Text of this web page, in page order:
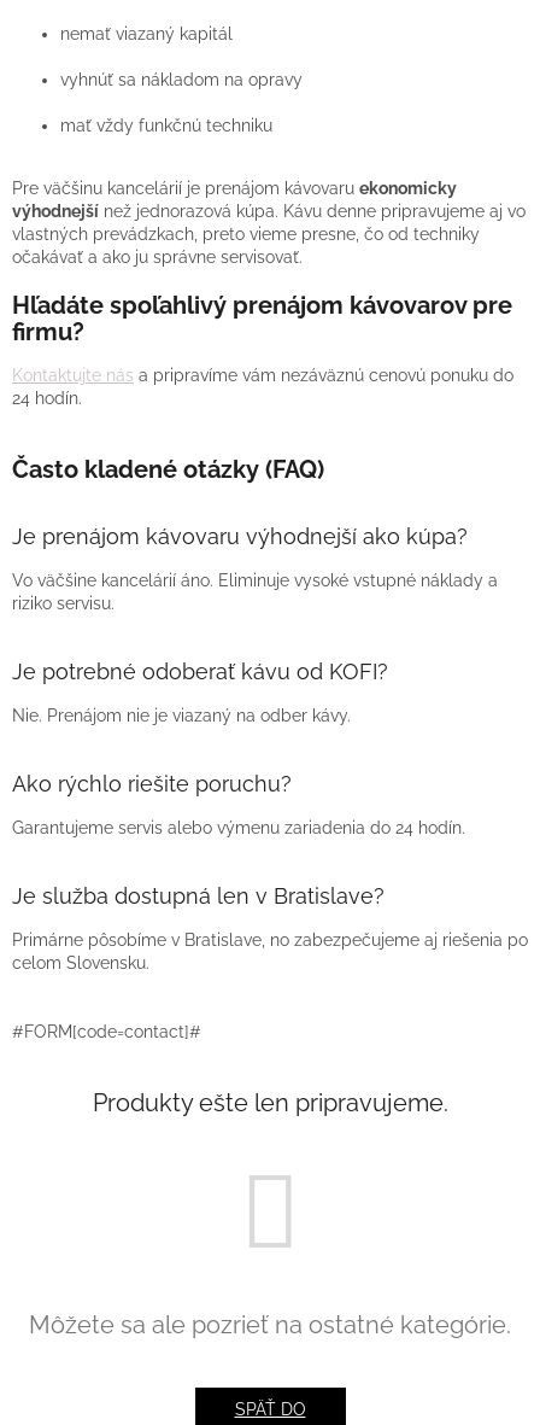
nemať viazaný kapitál
vyhnúť sa nákladom na opravy
mať vždy funkčnú techniku
Pre väčšinu kancelárií je prenájom kávovaru ekonomicky
výhodnejší než jednorazová kúpa. Kávu denne pripravujeme aj vo
vlastných prevádzkach, preto vieme presne, čo od techniky
očakávať a ako ju správne servisovať.
Hľadáte spoľahlivý prenájom kávovarov pre
firmu?
Kontaktujte nás a pripravíme vám nezáväznú cenovú ponuku do
24 hodín.
Často kladené otázky (FAQ)
Je prenájom kávovaru výhodnejší ako kúpa?
Vo väčšine kancelárií áno. Eliminuje vysoké vstupné náklady a
riziko servisu.
Je potrebné odoberať kávu od KOFI?
Nie. Prenájom nie je viazaný na odber kávy.
Ako rýchlo riešite poruchu?
Garantujeme servis alebo výmenu zariadenia do 24 hodín.
Je služba dostupná len v Bratislave?
Primárne pôsobíme v Bratislave, no zabezpečujeme aj riešenia po
celom Slovensku.
#FORM[code=contact]#
Produkty ešte len pripravujeme.
Môžete sa ale pozrieť na ostatné kategórie.
SPÄŤ DO